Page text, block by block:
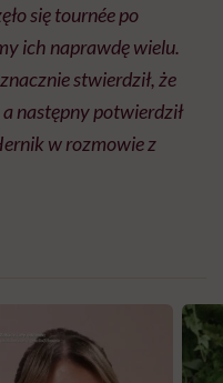
się tournée po
ich naprawdę wielu.
stwierdził, że
następny potwierdził
w rozmowie z